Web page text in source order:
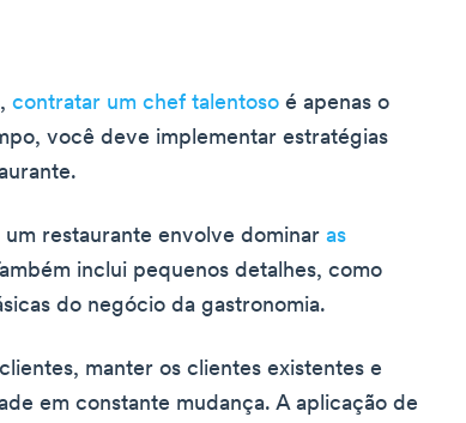
contratar um chef talentoso é apenas o
você deve implementar estratégias
restaurante envolve dominar as
inclui pequenos detalhes, como
do negócio da gastronomia.
manter os clientes existentes e
em constante mudança. A aplicação de